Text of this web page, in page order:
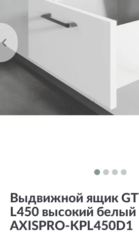
Выдвижной ящик
L450 высокий белый
AXISPRO-KPL450D1